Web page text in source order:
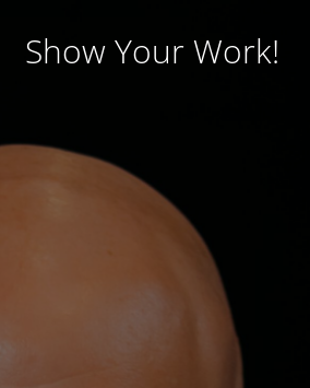
Show Your Work!